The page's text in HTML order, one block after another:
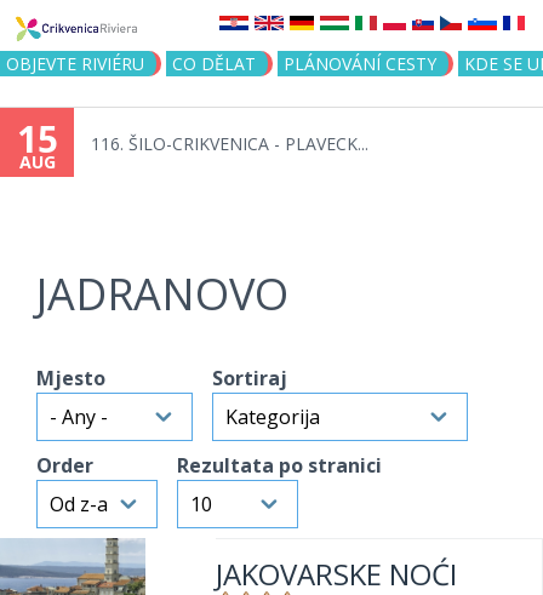
Jump to navigation
OBJEVTE RIVIÉRU CO DĚLAT PLÁNOVÁNÍ CESTY KDE SE
15
AUG
116. ŠILO-CRIKVENICA - PLAVECK...
JADRANOVO
Mjesto Sortiraj
Order Rezultata po stranici
JAKOVARSKE NOĆI